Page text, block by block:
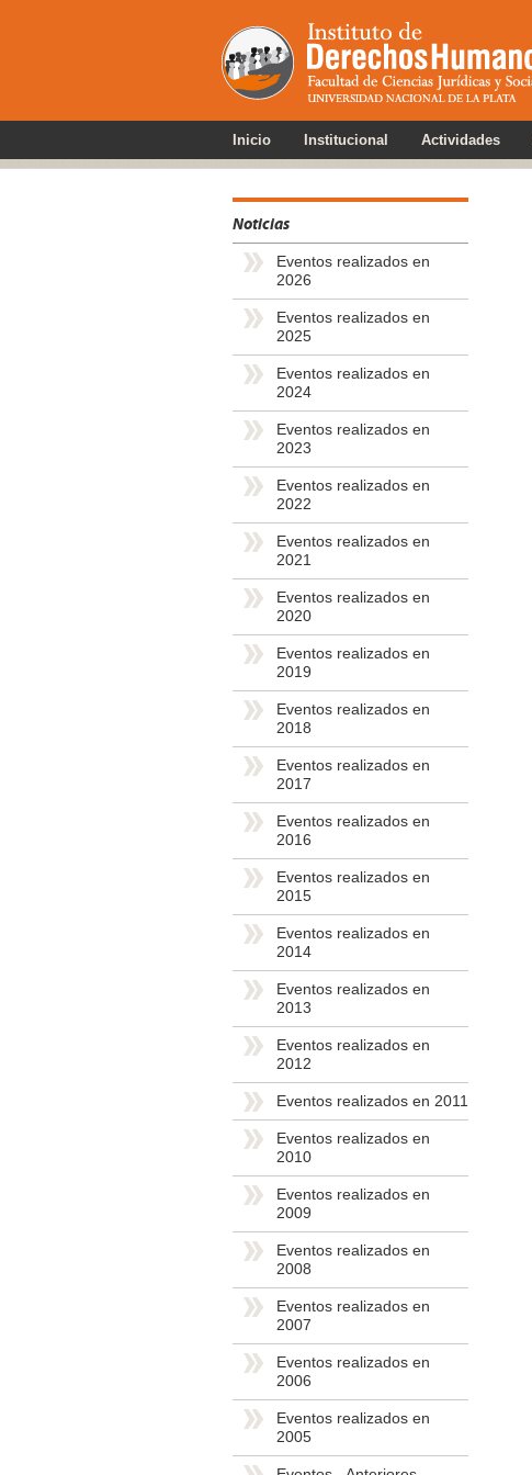
Inicio Institucional Actividades
Noticias
Eventos realizados en
2026
Eventos realizados en
2025
Eventos realizados en
2024
Eventos realizados en
2023
Eventos realizados en
2022
Eventos realizados en
2021
Eventos realizados en
2020
Eventos realizados en
2019
Eventos realizados en
2018
Eventos realizados en
2017
Eventos realizados en
2016
Eventos realizados en
2015
Eventos realizados en
2014
Eventos realizados en
2013
Eventos realizados en
2012
Eventos realizados en 2011
Eventos realizados en
2010
Eventos realizados en
2009
Eventos realizados en
2008
Eventos realizados en
2007
Eventos realizados en
2006
Eventos realizados en
2005